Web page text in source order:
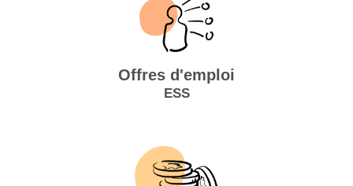
Offres d'emploi
ESS